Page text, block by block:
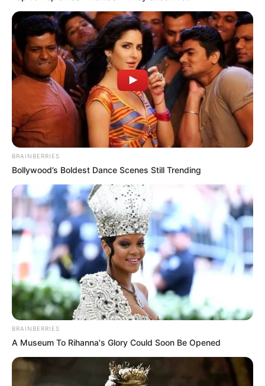
BRAINBERRIES
Bollywood’s Boldest Dance Scenes Still Trending
BRAINBERRIES
A Museum To Rihanna's Glory Could Soon Be Opened